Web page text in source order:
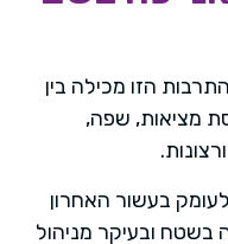
הזו מכילה בין
מציאות, שפה,
בעשור האחרון
בשטח ובעיקר מניהול